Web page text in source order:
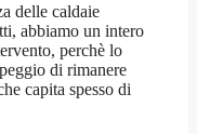
delle caldaie
abbiamo un intero
perchè lo
di rimanere
capita spesso di